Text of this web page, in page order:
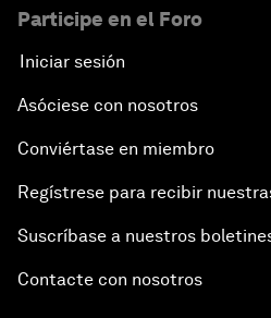
Participe en el Foro
Iniciar sesión
Asóciese con nosotros
Conviértase en miembro
Regístrese para recibir
Suscríbase a nuestros
Contacte con nosotros